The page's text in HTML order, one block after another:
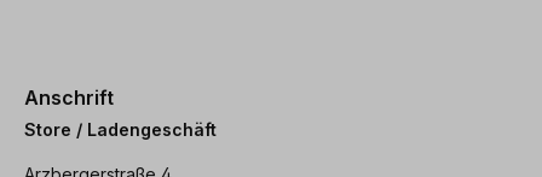
Anschrift
Store / Ladengeschäft